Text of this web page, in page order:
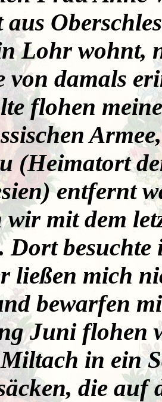
Lohr wohnt,
von damals
flohen
(Heimatort
entfernt
wir mit dem
Dort
ließen mich
bewarfen
Juni flohen
in ein
die auf